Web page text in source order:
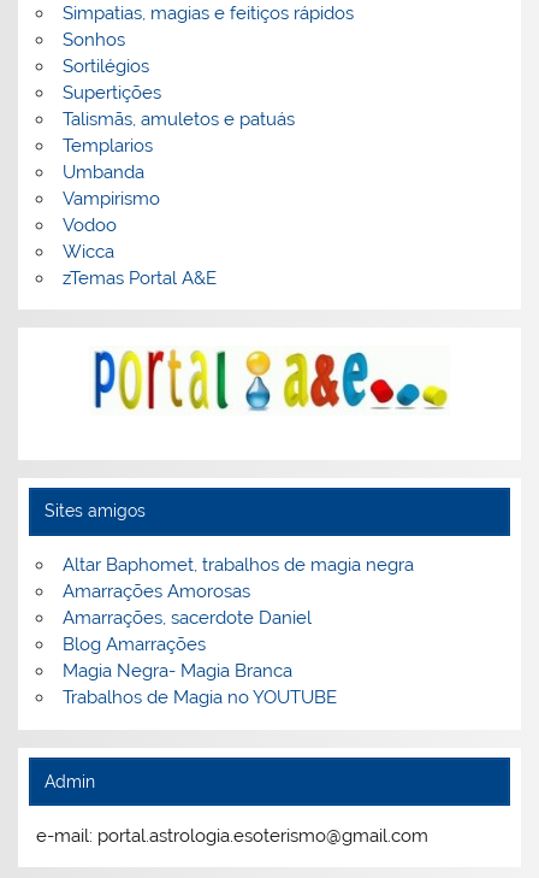
Simpatias, magias e feitiços rápidos
Sonhos
Sortilégios
Supertições
Talismãs, amuletos e patuás
Templarios
Umbanda
Vampirismo
Vodoo
Wicca
zTemas Portal A&E
Sites amigos
Altar Baphomet, trabalhos de magia negra
Amarrações Amorosas
Amarrações, sacerdote Daniel
Blog Amarrações
Magia Negra- Magia Branca
Trabalhos de Magia no YOUTUBE
Admin
e-mail: portal.astrologia.esoterismo@gmail.com